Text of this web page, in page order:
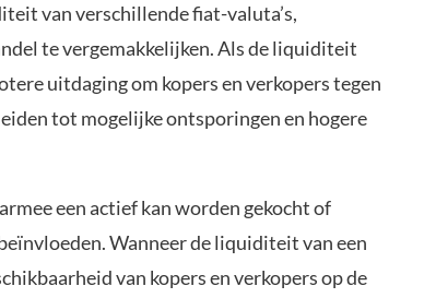
van verschillende fiat-valuta’s,
te vergemakkelijken. Als de liquiditeit
uitdaging om kopers en verkopers tegen
tot mogelijke ontsporingen en hogere
een actief kan worden gekocht of
Wanneer de liquiditeit van een
van kopers en verkopers op de